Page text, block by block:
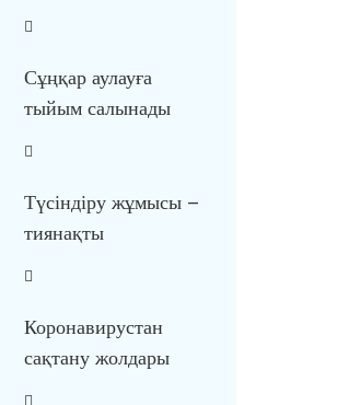
Сұңқар аулауға
тыйым салынады
Түсіндіру жұмысы –
тиянақты
Коронавирустан
сақтану жолдары